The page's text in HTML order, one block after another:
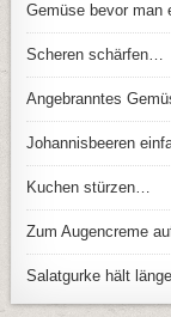
Gemüse bevor
Scheren schärfen…
Angebranntes
Johannisbeeren
Kuchen stürzen…
Zum Augencreme
Salatgurke hält